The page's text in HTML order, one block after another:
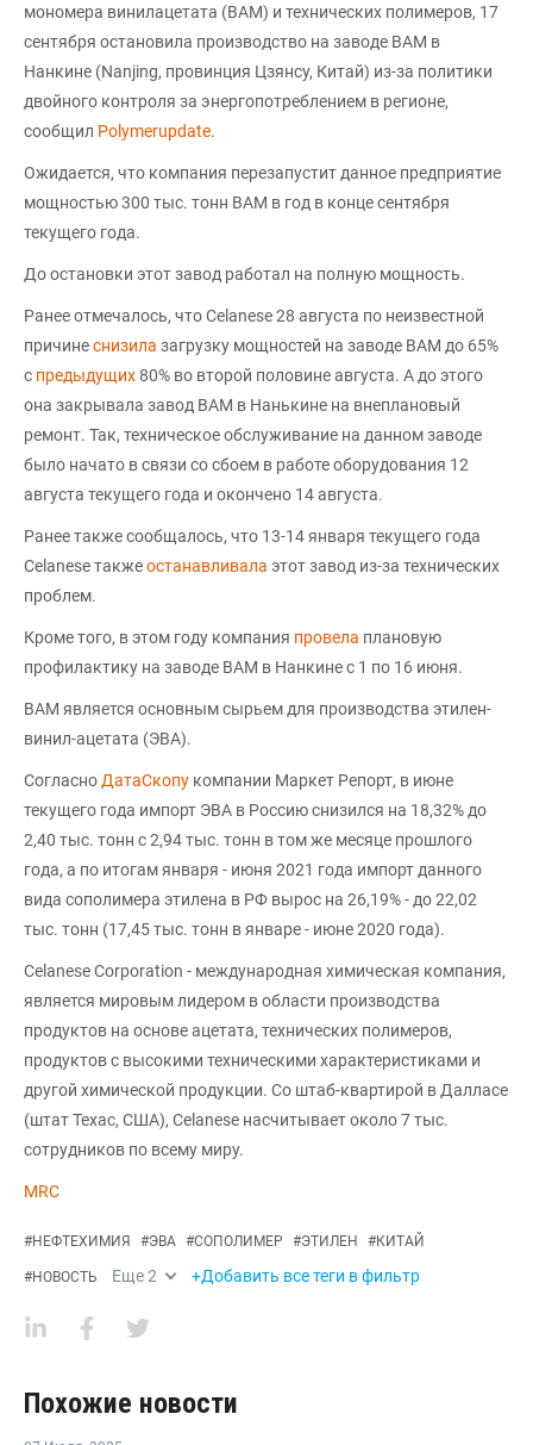
мономера винилацетата (ВАМ) и технических полимеров, 17
сентября остановила производство на заводе ВАМ в
Нанкине (Nanjing, провинция Цзянсу, Китай) из-за политики
двойного контроля за энергопотреблением в регионе,
сообщил Polymerupdate.
Ожидается, что компания перезапустит данное предприятие
мощностью 300 тыс. тонн ВАМ в год в конце сентября
текущего года.
До остановки этот завод работал на полную мощность.
Ранее отмечалось, что Celanese 28 августа по неизвестной
причинеснизила загрузку мощностей на заводе ВАМ до 65%
с предыдущих80% во второй половине августа. А до этого
она закрывала завод ВАМ в Нанькине на внеплановый
ремонт. Так, техническое обслуживание на данном заводе
было начато в связи со сбоем в работе оборудования 12
августа текущего года и окончено 14 августа.
Ранее также сообщалось, что 13-14 января текущего года
Celanese такжеостанавливала этот завод из-за технических
проблем.
Кроме того, в этом году компания провела плановую
профилактику на заводе ВАМ в Нанкине с 1 по 16 июня.
ВАМ является основным сырьем для производства этилен-
винил-ацетата (ЭВА).
Согласно ДатаСкопу компании Маркет Репорт, в июне
текущего года импорт ЭВА в Россию снизился на 18,32% до
2,40 тыс. тонн с 2,94 тыс. тонн в том же месяце прошлого
года, а по итогам января - июня 2021 года импорт данного
вида сополимера этилена в РФ вырос на 26,19% - до 22,02
тыс. тонн (17,45 тыс. тонн в январе - июне 2020 года).
Celanese Corporation - международная химическая компания,
является мировым лидером в области производства
продуктов на основе ацетата, технических полимеров,
продуктов с высокими техническими характеристиками и
другой химической продукции. Со штаб-квартирой в Далласе
(штат Техас, США), Celanese насчитывает около 7 тыс.
сотрудников по всему миру.
MRC
#НЕФТЕХИМИЯ #ЭВА #СОПОЛИМЕР #ЭТИЛЕН #КИТАЙ
#НОВОСТЬ Еще2 +Добавить все теги в фильтр
Похожие новости